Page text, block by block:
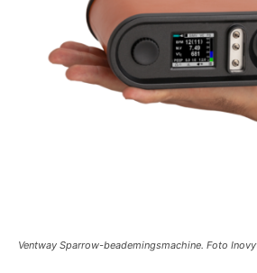
Ventway Sparrow-beademingsmachine. Foto